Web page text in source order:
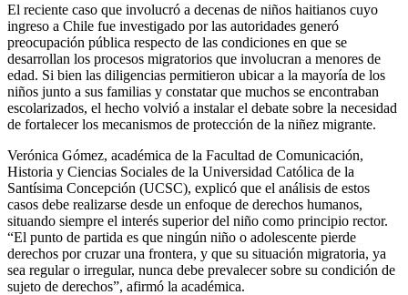
El reciente caso que involucró a decenas de niños haitianos cuyo
ingreso a Chile fue investigado por las autoridades generó
preocupación pública respecto de las condiciones en que se
desarrollan los procesos migratorios que involucran a menores de
edad. Si bien las diligencias permitieron ubicar a la mayoría de los
niños junto a sus familias y constatar que muchos se encontraban
escolarizados, el hecho volvió a instalar el debate sobre la necesidad
de fortalecer los mecanismos de protección de la niñez migrante.
Verónica Gómez, académica de la Facultad de Comunicación,
Historia y Ciencias Sociales de la Universidad Católica de la
Santísima Concepción (UCSC), explicó que el análisis de estos
casos debe realizarse desde un enfoque de derechos humanos,
situando siempre el interés superior del niño como principio rector.
“El punto de partida es que ningún niño o adolescente pierde
derechos por cruzar una frontera, y que su situación migratoria, ya
sea regular o irregular, nunca debe prevalecer sobre su condición de
sujeto de derechos”, afirmó la académica.